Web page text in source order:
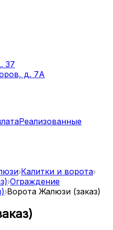
37
д. 7А
Реализованные
Калитки и ворота
Ограждение
Ворота Жалюзи (заказ)